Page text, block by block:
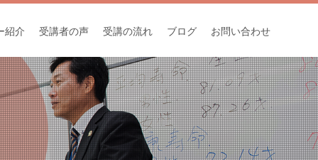
紹介 受講者の声 受講の流れ ブログ お問い合わせ